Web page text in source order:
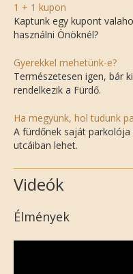
1 + 1 kupon
Kaptunk egy kupont
használni Önöknél?
Gyerekkel mehetünk-e?
Természetesen igen, bár
rendelkezik a Fürdő.
Ha megyünk, hol tudunk
A fürdőnek saját
utcáiban lehet.
Videók
Élmények